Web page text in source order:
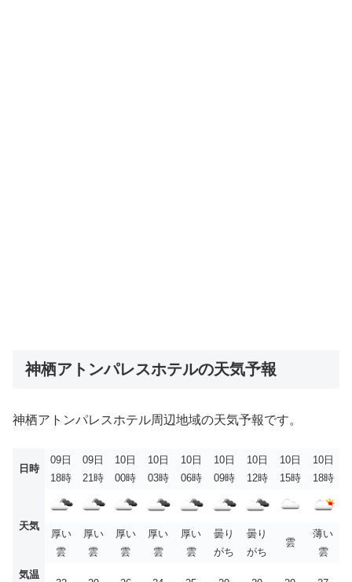
神栖アトンパレスホテルの天気予報
神栖アトンパレスホテル周辺地域の天気予報です。
日時
09日
18時
09日
21時
10日
00時
10日
03時
10日
06時
10日
09時
10日
12時
10日
15時
10日
18時
天気
厚い
雲
厚い
雲
厚い
雲
厚い
雲
厚い
雲
曇り
がち
曇り
がち
雲
薄い
雲
気温